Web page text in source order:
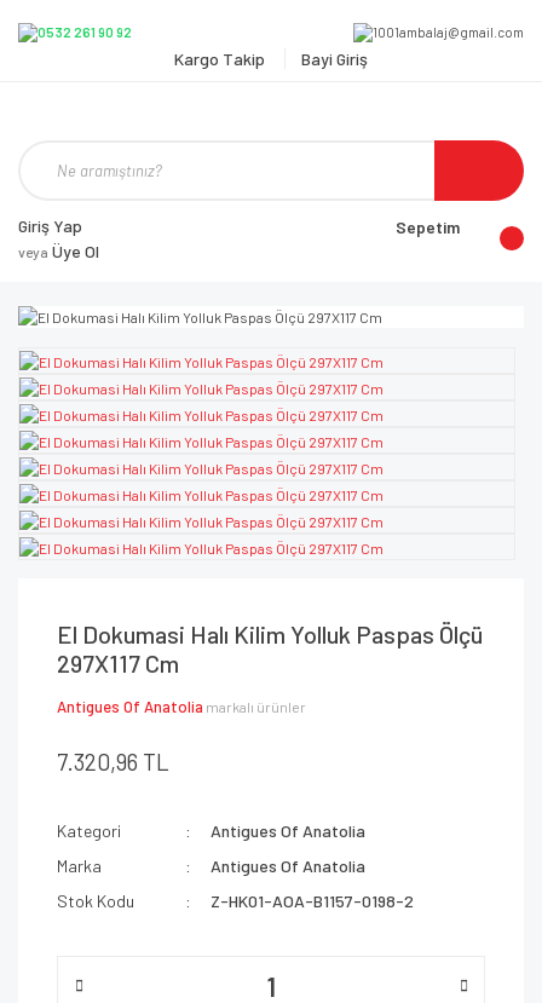
Kargo Takip Bayi Giriş
Giriş Yap
veya Üye Ol
Sepetim
El Dokumasi Halı Kilim Yolluk Paspas Ölçü
297X117 Cm
Antigues Of Anatolia markalı ürünler
7.320,96 TL
Kategori
Antigues Of Anatolia
Marka
Antigues Of Anatolia
Stok Kodu
Z-HK01-AOA-B1157-0198-2